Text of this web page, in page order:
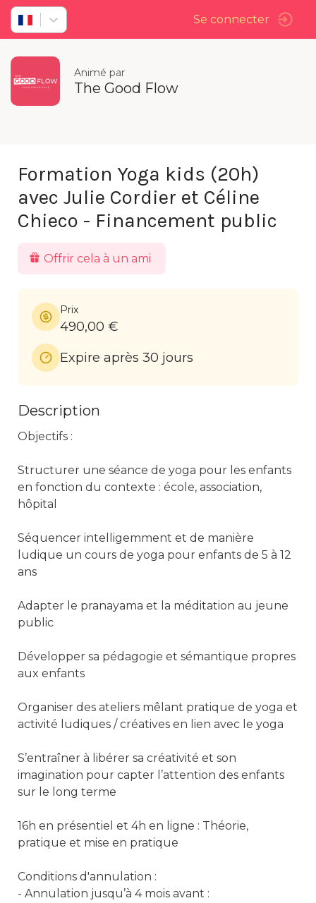
Se connecter
Animé par
The Good Flow
Formation Yoga kids (20h)
avec Julie Cordier et Céline
Chieco - Financement public
Offrir cela à un ami
Prix
490,00 €
Expire après 30 jours
Description
Objectifs :
Structurer une séance de yoga pour les enfants
en fonction du contexte : école, association,
hôpital
Séquencer intelligemment et de manière
ludique un cours de yoga pour enfants de 5 à 12
ans
Adapter le pranayama et la méditation au jeune
public
Développer sa pédagogie et sémantique propres
aux enfants
Organiser des ateliers mêlant pratique de yoga et
activité ludiques / créatives en lien avec le yoga
S’entraîner à libérer sa créativité et son
imagination pour capter l’attention des enfants
sur le long terme
16h en présentiel et 4h en ligne : Théorie,
pratique et mise en pratique
Conditions d'annulation :
- Annulation jusqu’à 4 mois avant :